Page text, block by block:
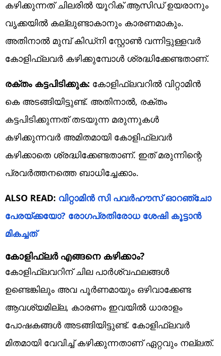
കഴിക്കുന്നത് ചിലരിൽ യൂറിക് ആസിഡ് ഉയരാനും
വൃക്കയിൽ കല്ലുണ്ടാകാനും കാരണമാകും.
അതിനാൽ മുമ്പ് കിഡ്നി സ്റ്റോൺ വന്നിട്ടുള്ളവർ
കോളിഫ്ലവർ കഴിക്കുമ്പോൾ ശ്രദ്ധിക്കേണ്ടതാണ്.
രക്തം കട്ടപിടിക്കുക: കോളിഫ്ലവറിൽ വിറ്റാമിൻ
കെ അടങ്ങിയിട്ടുണ്ട്. അതിനാൽ, രക്തം
കട്ടപിടിക്കുന്നത് തടയുന്ന മരുന്നുകൾ
കഴിക്കുന്നവർ അമിതമായി കോളിഫ്ലവർ
കഴിക്കാതെ ശ്രദ്ധിക്കേണ്ടതാണ്. ഇത് മരുന്നിന്റെ
പ്രവർത്തനത്തെ ബാധിച്ചേക്കാം.
ALSO READ: വിറ്റാമിൻ സി പവർഹൗസ് ഓറഞ്ചോ
പേരയ്ക്കയോ? രോഗപ്രതിരോധ ശേഷി കൂട്ടാൻ
മികച്ചത്
കോളിഫ്ലർ എങ്ങനെ കഴിക്കാം?
കോളിഫ്ലവറിന് ചില പാർശ്വഫലങ്ങൾ
ഉണ്ടെങ്കിലും അവ പൂർണമായും ഒഴിവാക്കേണ്ട
ആവശ്യമില്ല, കാരണം ഇവയിൽ ധാരാളം
പോഷകങ്ങൾ അടങ്ങിയിട്ടുണ്ട്. കോളിഫ്ലവർ
മിതമായി വേവിച്ച് കഴിക്കുന്നതാണ് ഏറ്റവും നല്ലത്.